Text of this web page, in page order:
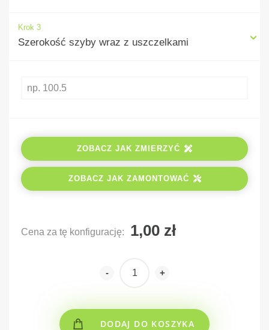
Krok 3
Szerokość szyby wraz z uszczelkami
ZOBACZ JAK ZMIERZYĆ
ZOBACZ JAK ZAMONTOWAĆ
Cena za tę konfigurację:
- +
DODAJ DO KOSZYKA